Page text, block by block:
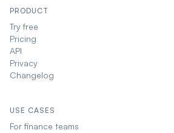
PRODUCT
Try free
Pricing
API
Privacy
Changelog
USE CASES
For finance teams